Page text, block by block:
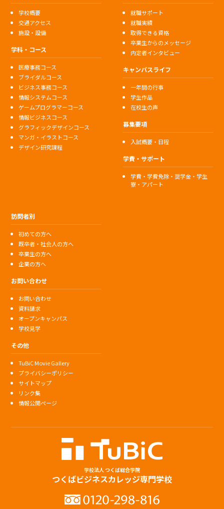
学校概要
交通アクセス
施設・設備
学科・コース
医療事務コース
ブライダルコース
ビジネス事務コース
情報システムコース
ゲームプログラマーコース
情報ビジネスコース
グラフィックデザインコース
マンガ・イラストコース
デザイン研究課程
就職サポート
就職実績
取得できる資格
卒業生からのメッセージ
内定者インタビュー
キャンパスライフ
一年間の行事
学生作品
在校生の声
募集要項
入試概要・日程
学費・サポート
学費・学費免除・奨学金・学生
寮・アパート
訪問者別
初めての方へ
既卒者・社会人の方へ
卒業生の方へ
企業の方へ
お問い合わせ
お問い合わせ
資料請求
オープンキャンパス
学校見学
その他
TuBiC Movie Gallery
プライバシーポリシー
サイトマップ
リンク集
情報公開ページ
学校法人 つくば総合学院
つくばビジネスカレッジ専門学校